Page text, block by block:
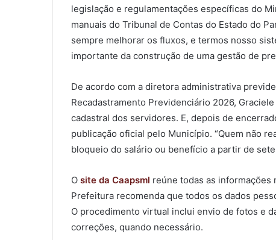
legislação e regulamentações específicas do
manuais do Tribunal de Contas do Estado do
sempre melhorar os fluxos, e termos nosso
importante da construção de uma gestão de
De acordo com a diretora administrativa
Recadastramento Previdenciário 2026,
cadastral dos servidores. E, depois de
publicação oficial pelo Município. “Quem não
bloqueio do salário ou benefício a partir de
O site da Caapsml reúne todas as informações
Prefeitura recomenda que todos os dados
O procedimento virtual inclui envio de fotos e
correções, quando necessário.